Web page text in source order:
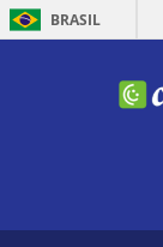
BRASIL